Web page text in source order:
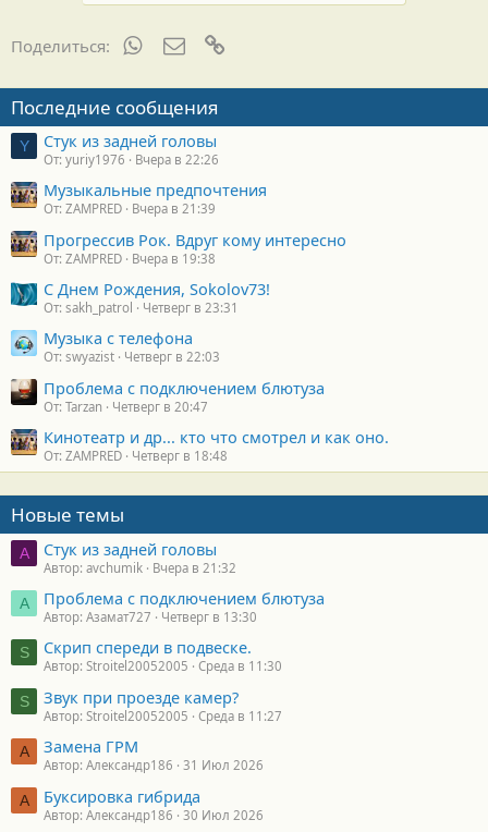
Поделиться: WhatsAppЭлектронная почта
Последние сообщения
Y Стук из задней головы
От: yuriy1976 Вчера в 22:26
Музыкальные предпочтения
От: ZAMPRED Вчера в 21:39
Прогрессив Рок. Вдруг кому интересно
От: ZAMPRED Вчера в 19:38
С Днем Рождения, Sokolov73!
От: sakh_patrol Четверг в 23:31
Музыка с телефона
От: swyazist Четверг в 22:03
Проблема с подключением блютуза
От: Tarzan Четверг в 20:47
Кинотеатр и др... кто что смотрел и как оно.
От: ZAMPRED Четверг в 18:48
Новые темы
A Стук из задней головы
Автор: avchumik Вчера в 21:32
А Проблема с подключением блютуза
Автор: Азамат727 Четверг в 13:30
S Скрип спереди в подвеске.
Автор: Stroitel20052005 Среда в 11:30
S Звук при проезде камер?
Автор: Stroitel20052005 Среда в 11:27
А Замена ГРМ
Автор: Александр186 31 Июл 2026
А Буксировка гибрида
Автор: Александр186 30 Июл 2026